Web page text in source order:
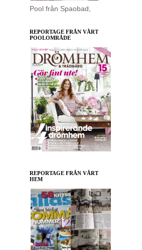
Pool från Spaobad,
REPORTAGE FRÅN VÅRT
POOLOMRÅDE
REPORTAGE FRÅN VÅRT
HEM